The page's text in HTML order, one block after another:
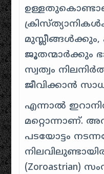
ജൂതന്മാർക്കും
സ്വത്വം
ജീവിക്കാൻ
എന്നാൽ
മറ്റൊന്നാണ്.
പടയോട്ടം
(Zoroastrian)